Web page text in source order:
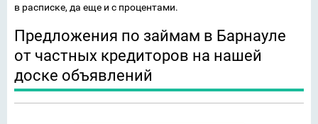
в расписке, да еще и с процентами.
Предложения по займам в Барнауле
от частных кредиторов на нашей
доске объявлений